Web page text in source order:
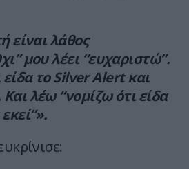
είναι λάθος
μου λέει “ευχαριστώ”.
είδα το Silver Alert και
λέω “νομίζω ότι είδα